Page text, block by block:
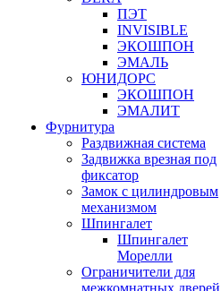
ПЭТ
INVISIBLE
ЭКОШПОН
ЭМАЛЬ
ЮНИДОРС
ЭКОШПОН
ЭМАЛИТ
Фурнитура
Раздвижная система
Задвижка врезная под
фиксатор
Замок с цилиндровым
механизмом
Шпингалет
Шпингалет
Морелли
Ограничители для
межкомнатных дверей